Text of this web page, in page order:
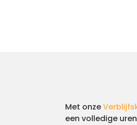
Met onze
een volledige